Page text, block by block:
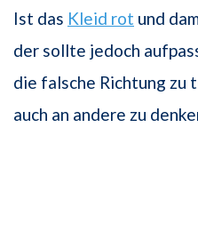
Ist das Kleid rot und
der sollte jedoch
die falsche Richtung zu
auch an andere zu